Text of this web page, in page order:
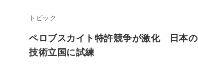
トピック
ペロブスカイト特許競争が激化 日本の
技術立国に試練